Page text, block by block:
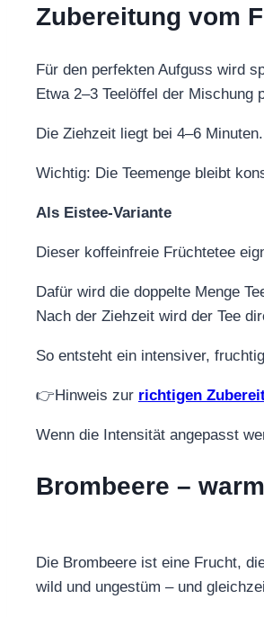
Zubereitung vom
Für den perfekten Aufguss wird
Etwa 2–3 Teelöffel der Mischung
Die Ziehzeit liegt bei 4–6
Wichtig: Die Teemenge bleibt
Als Eistee-Variante
Dieser koffeinfreie Früchtetee
Dafür wird die doppelte Menge
Nach der Ziehzeit wird der Tee
So entsteht ein intensiver,
👉Hinweis zur richtigen
Wenn die Intensität angepasst
Brombeere –
Die Brombeere ist eine Frucht,
wild und ungestüm – und